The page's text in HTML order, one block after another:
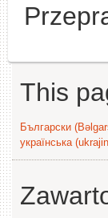
This
Български
українська